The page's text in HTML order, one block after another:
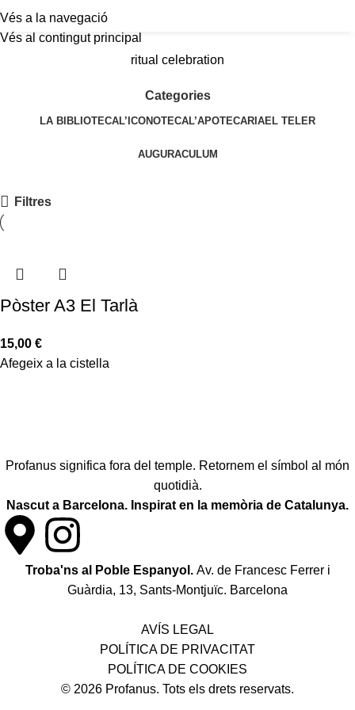
Vés a la navegació
Vés al contingut principal
ritual celebration
Categories
LA BIBLIOTECAL’ICONOTECAL’APOTECARIAEL TELER
AUGURACULUM
Filtres
Pòster A3 El Tarlà
15,00 €
Afegeix a la cistella
Profanus significa fora del temple. Retornem el símbol al món
quotidià.
Nascut a Barcelona. Inspirat en la memòria de Catalunya.
Troba'ns al Poble Espanyol. Av. de Francesc Ferrer i
Guàrdia, 13, Sants-Montjuïc. Barcelona
AVÍS LEGAL
POLÍTICA DE PRIVACITAT
POLÍTICA DE COOKIES
© 2026 Profanus. Tots els drets reservats.